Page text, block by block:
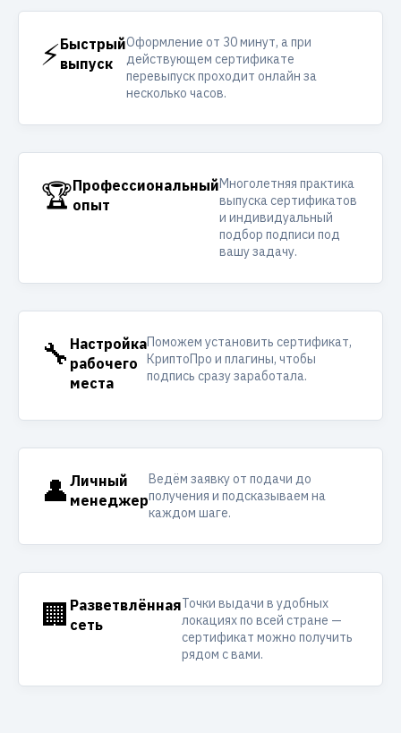
⚡Быстрый
выпуск
Оформление от 30 минут, а при
действующем сертификате
перевыпуск проходит онлайн за
несколько часов.
🏆Профессиональный
опыт
Многолетняя практика
выпуска сертификатов
и индивидуальный
подбор подписи под
вашу задачу.
🔧 Настройка
рабочего
места
Поможем установить сертификат,
КриптоПро и плагины, чтобы
подпись сразу заработала.
👤 Личный
менеджер
Ведём заявку от подачи до
получения и подсказываем на
каждом шаге.
🏢 Разветвлённая
сеть
Точки выдачи в удобных
локациях по всей стране —
сертификат можно получить
рядом с вами.